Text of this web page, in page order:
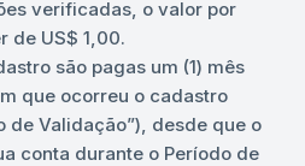
verificadas, o valor por
de US$ 1,00.
são pagas um (1) mês
que ocorreu o cadastro
de Validação”), desde que o
conta durante o Período de